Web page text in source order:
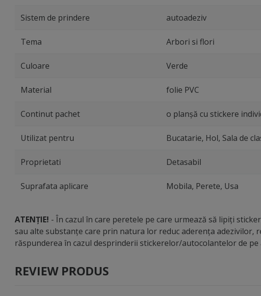
Sistem de prindere autoadeziv
Tema Arbori si flori
Culoare Verde
Material folie PVC
Continut pachet o planşă cu stickere
Utilizat pentru Bucatarie, Hol, Sala de
Proprietati Detasabil
Suprafata aplicare Mobila, Perete, Usa
ATENȚIE! - În cazul în care peretele pe care urmează să lipiți
sau alte substanțe care prin natura lor reduc aderența adezivilor,
răspunderea în cazul desprinderii stickerelor/autocolantelor de pe
REVIEW PRODUS